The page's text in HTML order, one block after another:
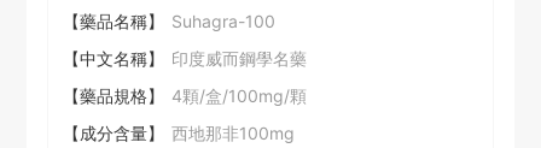
【藥品名稱】
Suhagra-100
【中文名稱】
印度威而鋼學名藥
【藥品規格】
4顆/盒/100mg/顆
【成分含量】
西地那非100mg